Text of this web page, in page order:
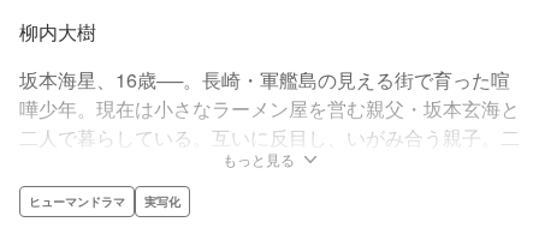
柳内大樹
坂本海星、16歳──。長崎・軍艦島の見える街で育った喧
嘩少年。現在は小さなラーメン屋を営む親父・坂本玄海と
二人で暮らしている。互いに反目し、いがみ合う親子。二
人は大きなものを失ったばかりだった──。心のよりどこ
ろとはなにか。魂の救済はあるか。生きていくとはなに
か。若者渾身の青春の欠片がここに──。
もっと見る
ヒューマンドラマ 実写化